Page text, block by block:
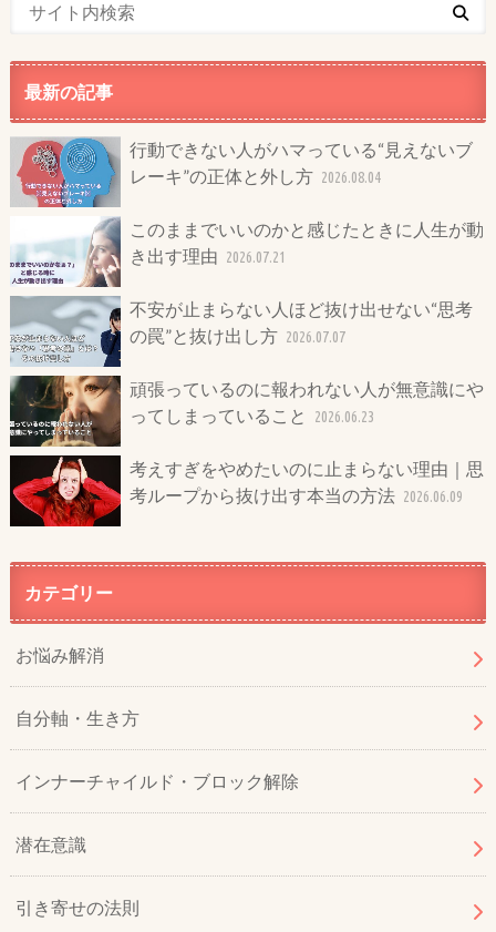
最新の記事
行動できない人がハマっている“見えないブ
レーキ”の正体と外し方 2026.08.04
このままでいいのかと感じたときに人生が動
き出す理由 2026.07.21
不安が止まらない人ほど抜け出せない“思考
の罠”と抜け出し方 2026.07.07
頑張っているのに報われない人が無意識にや
ってしまっていること
2026.06.23
考えすぎをやめたいのに止まらない理由｜思
考ループから抜け出す本当の方法 2026.06.09
カテゴリー
お悩み解消
自分軸・生き方
インナーチャイルド・ブロック解除
潜在意識
引き寄せの法則